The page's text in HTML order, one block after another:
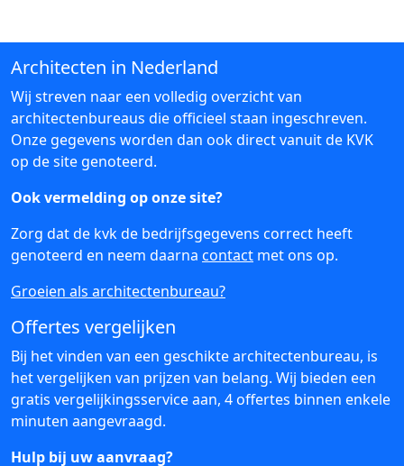
Architecten in Nederland
Wij streven naar een volledig overzicht van
architectenbureaus die officieel staan ingeschreven.
Onze gegevens worden dan ook direct vanuit de KVK
op de site genoteerd.
Ook vermelding op onze site?
Zorg dat de kvk de bedrijfsgegevens correct heeft
genoteerd en neem daarna contact met ons op.
Groeien als architectenbureau?
Offertes vergelijken
Bij het vinden van een geschikte architectenbureau, is
het vergelijken van prijzen van belang. Wij bieden een
gratis vergelijkingsservice aan, 4 offertes binnen enkele
minuten aangevraagd.
Hulp bij uw aanvraag?